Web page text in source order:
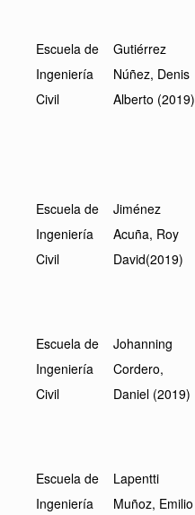
Escuela de
Ingeniería
Civil
Gutiérrez
Núñez, Denis
Alberto (2019)
Escuela de
Ingeniería
Civil
Jiménez
Acuña, Roy
David(2019)
Escuela de
Ingeniería
Civil
Johanning
Cordero,
Daniel (2019)
Escuela de
Ingeniería
Lapentti
Muñoz, Emilio